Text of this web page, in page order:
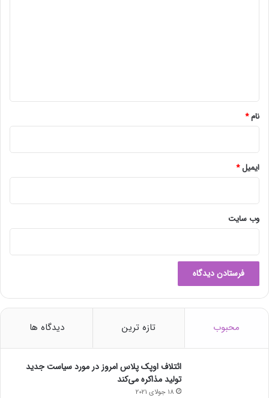
نام*
ایمیل*
وب‌ سایت
محبوب تازه ترین دیدگاه ها
ائتلاف اوپک پلاس امروز در مورد سیاست جدید
تولید مذاکره می‌کند
18 جولای 2021